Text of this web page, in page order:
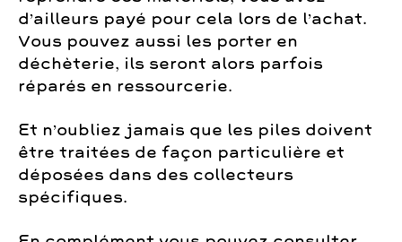
d’ailleurs payé pour cela lors de l’achat.
Vous pouvez aussi les porter en
déchèterie, ils seront alors parfois
réparés en ressourcerie.
Et n’oubliez jamais que les piles doivent
être traitées de façon particulière et
déposées dans des collecteurs
spécifiques.